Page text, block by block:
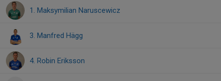
1. Maksymilian Naruscewicz
3. Manfred Hägg
4. Robin Eriksson